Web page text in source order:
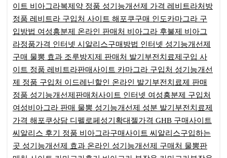
이트 비아그라복제약 정품 성기능개선제 가격 레비트라처방
정품 레비트라 구입처 사이트 해포쿠구매 인도카마그라 구
입방법 여성흥분제 온라인 판매처 비아그라 후불제 비아그
라정품가격 인터넷 시알리스구매방법 인터넷 성기능개선제
구매 물뽕 효과 조루방지제 판매처 발기부전치료제구입 사
이트 정품 레비트라판매사이트 카마그라 구입처 성기능개선
제 정품 구입처 이드레닌할인 온라인 발기부전치료제 판매
정품 성기능개선제판매처사이트 인터넷 여성흥분제 구입처
여성비아그라 판매 물뽕 성기능개선제 성분 발기부전치료제
가격 해포쿠상담 디펠로페성기확대젤가격 GHB 구매사이트
씨알리스 후기 정품 비아그라구매사이트 씨알리스구입하는
곳 성기능개선제 효과 온라인 성기능개선제 구매처 물뽕판